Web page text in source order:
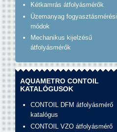
Kétkamrás átfolyásmérők
Üzemanyag fogyasztásmérési
módok
Mechanikus kijelzésű
átfolyásmérők
AQUAMETRO CONTOIL
KATALÓGUSOK
CONTOIL DFM átfolyásmérő
katalógus
CONTOIL VZO átfolyásmérő